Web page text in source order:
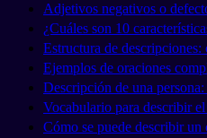
Adjetivos negativos o
¿Cuáles son 10
Estructura de
Ejemplos de oraciones
Descripción de una
Vocabulario para describir
Cómo se puede describir un